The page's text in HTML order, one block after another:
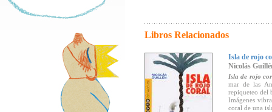
Libros Relacionados
Isla de rojo
Nicolás
Isla de rojo
mar de las
repiqueteo del
Imágenes
coral de una